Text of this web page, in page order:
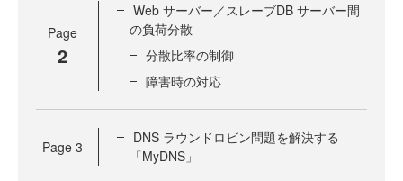
Page
2
Web サーバー／スレーブDB サーバー間
の負荷分散
分散比率の制御
障害時の対応
Page 3
DNS ラウンドロビン問題を解決する
「MyDNS」